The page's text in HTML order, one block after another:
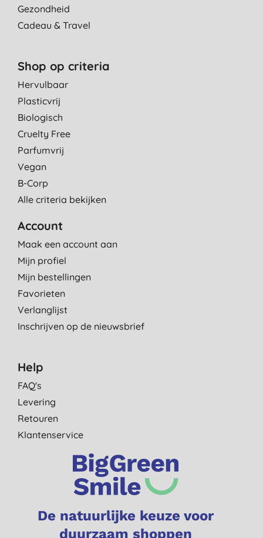
Gezondheid
Cadeau & Travel
Shop op criteria
Hervulbaar
Plasticvrij
Biologisch
Cruelty Free
Parfumvrij
Vegan
B-Corp
Alle criteria bekijken
Account
Maak een account aan
Mijn profiel
Mijn bestellingen
Favorieten
Verlanglijst
Inschrijven op de nieuwsbrief
Help
FAQ's
Levering
Retouren
Klantenservice
De natuurlijke keuze voor
duurzaam shoppen